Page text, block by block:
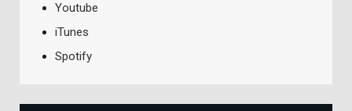
Youtube
iTunes
Spotify